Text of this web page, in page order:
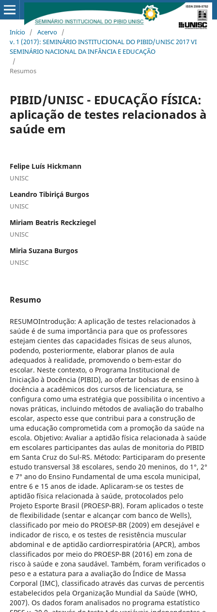
Início / Acervo /
v. 1 (2017): SEMINÁRIO INSTITUCIONAL DO PIBID/UNISC 2017 VI
SEMINÁRIO NACIONAL DA INFÂNCIA E EDUCAÇÃO
/
Resumos
PIBID/UNISC - EDUCAÇÃO FÍSICA:
aplicação de testes relacionados à
saúde em
Felipe Luís Hickmann
UNISC
Leandro Tibiriçá Burgos
UNISC
Miriam Beatris Reckziegel
UNISC
Miria Suzana Burgos
UNISC
Resumo
RESUMOIntrodução: A aplicação de testes relacionados à
saúde é de suma importância para que os professores
estejam cientes das capacidades físicas de seus alunos,
podendo, posteriormente, elaborar planos de aula
adequados à realidade, promovendo o bem-estar do
escolar. Neste contexto, o Programa Institucional de
Iniciação à Docência (PIBID), ao ofertar bolsas de ensino à
docência a acadêmicos dos cursos de licenciatura, se
configura como uma estratégia que possibilita o incentivo a
novas práticas, incluindo métodos de avaliação do trabalho
escolar, aspecto esse que contribui para a construção de
uma educação comprometida com a promoção da saúde na
escola. Objetivo: Avaliar a aptidão física relacionada à saúde
em escolares participantes das aulas de monitoria do PIBID
em Santa Cruz do Sul-RS. Método: Participaram do presente
estudo transversal 38 escolares, sendo 20 meninos, do 1°, 2°
e 7° ano do Ensino Fundamental de uma escola municipal,
entre 6 e 15 anos de idade. Aplicaram-se os testes de
aptidão física relacionada à saúde, protocolados pelo
Projeto Esporte Brasil (PROESP-BR). Foram aplicados o teste
de flexibilidade (sentar e alcançar com banco de Wells),
classificado por meio do PROESP-BR (2009) em desejável e
indicador de risco, e os testes de resistência muscular
abdominal e de aptidão cardiorrespiratória (APCR), ambos
classificados por meio do PROESP-BR (2016) em zona de
risco à saúde e zona saudável. Também, foram verificados o
peso e a estatura para a avaliação do Índice de Massa
Corporal (IMC), classificado através das curvas de percentis
estabelecidos pela Organização Mundial da Saúde (WHO,
2007). Os dados foram analisados no programa estatístico